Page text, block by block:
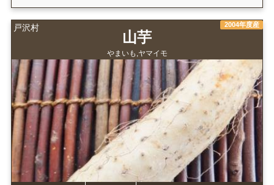
戸沢村 2004年度産
山芋
やまいも,ヤマイモ